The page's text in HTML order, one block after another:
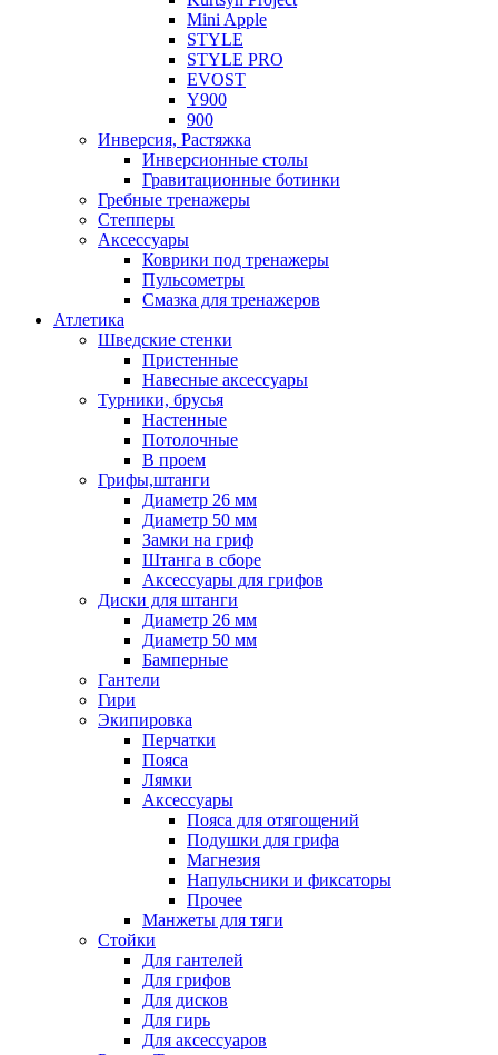
Mini Apple
STYLE
STYLE PRO
EVOST
Y900
900
Инверсия, Растяжка
Инверсионные столы
Гравитационные ботинки
Гребные тренажеры
Степперы
Аксессуары
Коврики под тренажеры
Пульсометры
Смазка для тренажеров
Атлетика
Шведские стенки
Пристенные
Навесные аксессуары
Турники, брусья
Настенные
Потолочные
В проем
Грифы,штанги
Диаметр 26 мм
Диаметр 50 мм
Замки на гриф
Штанга в сборе
Аксессуары для грифов
Диски для штанги
Диаметр 26 мм
Диаметр 50 мм
Бамперные
Гантели
Гири
Экипировка
Перчатки
Пояса
Лямки
Аксессуары
Пояса для отягощений
Подушки для грифа
Магнезия
Напульсники и фиксаторы
Прочее
Манжеты для тяги
Стойки
Для гантелей
Для грифов
Для дисков
Для гирь
Для аксессуаров